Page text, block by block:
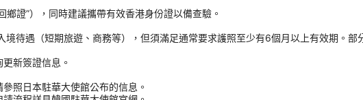
證”），同時建議攜帶有效香港身份證以備查驗。
待遇（短期旅遊、商務等），但須滿足通常要求護照至少有6個月以上有效期。部
新簽證信息。
照日本駐華大使館公布的信息。